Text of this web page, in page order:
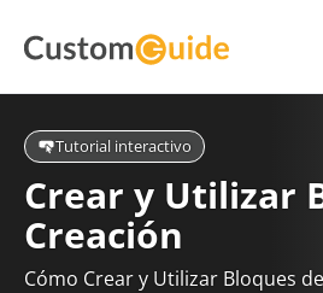
Tutorial interactivo
Crear y Utilizar
Creación
Cómo Crear y Utilizar Bloques